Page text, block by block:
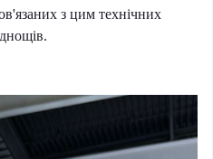
з цим технічних